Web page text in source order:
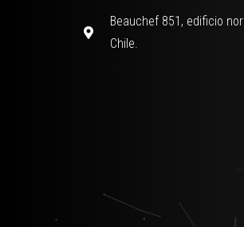
Beauchef 851, edificio
Chile.